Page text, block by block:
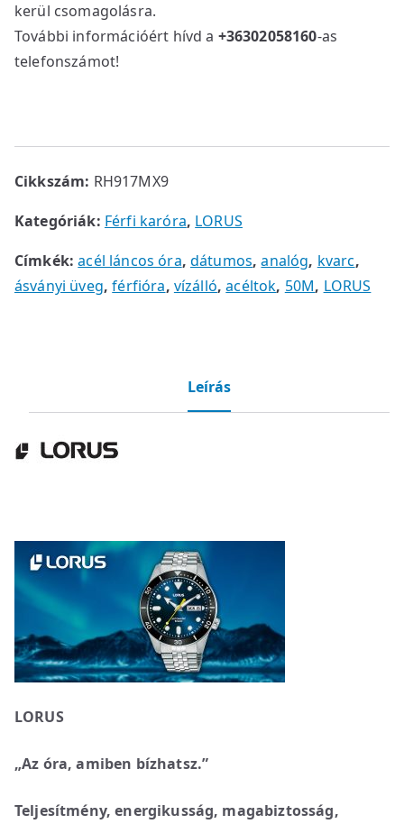
kerül csomagolásra.
További információért hívd a +36302058160-as
telefonszámot!
Cikkszám: RH917MX9
Kategóriák: Férfi karóra, LORUS
Címkék:acél láncos óra,dátumos,analóg, kvarc,
ásványi üveg,férfióra, vízálló,acéltok, 50M, LORUS
Leírás
LORUS
„Az óra, amiben bízhatsz.”
Teljesítmény, energikusság, magabiztosság,